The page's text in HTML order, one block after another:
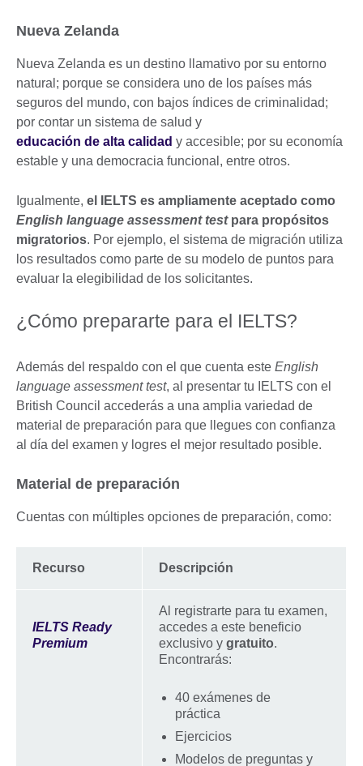
Nueva Zelanda
Nueva Zelanda es un destino llamativo por su entorno
natural; porque se considera uno de los países más
seguros del mundo, con bajos índices de criminalidad;
por contar un sistema de salud y
educación de alta calidad y accesible; por su economía
estable y una democracia funcional, entre otros.
Igualmente, el IELTS es ampliamente aceptado como
English language assessment testpara propósitos
migratorios. Por ejemplo, el sistema de migración utiliza
los resultados como parte de su modelo de puntos para
evaluar la elegibilidad de los solicitantes.
¿Cómo prepararte para el IELTS?
Además del respaldo con el que cuenta este English
language assessment test, al presentar tu IELTS con el
British Council accederás a una amplia variedad de
material de preparación para que llegues con confianza
al día del examen y logres el mejor resultado posible.
Material de preparación
Cuentas con múltiples opciones de preparación, como:
Recurso Descripción
IELTS Ready
Premium
Al registrarte para tu examen,
accedes a este beneficio
exclusivo y gratuito.
Encontrarás:
40 exámenes de
práctica
Ejercicios
Modelos de preguntas y